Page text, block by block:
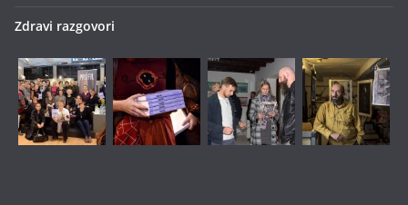
Zdravi razgovori